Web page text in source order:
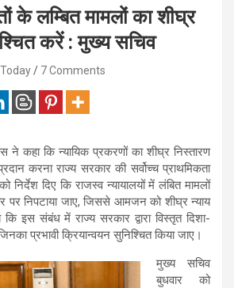
के लम्बित मामलों का शीघ्र
करें : मुख्य सचिव
7 Comments
ने कहा कि न्यायिक प्रकरणों का शीघ्र निस्तारण
करना राज्य सरकार की सर्वोच्च प्राथमिकता
निर्देश दिए कि राजस्व न्यायालयों में लंबित मामलों
पर निपटाया जाए, जिससे आमजन को शीघ्र न्याय
इस संबंध में राज्य सरकार द्वारा विस्तृत दिशा-
प्रभावी क्रियान्वयन सुनिश्चित किया जाए।
मुख्य सचिव
बुधवार को